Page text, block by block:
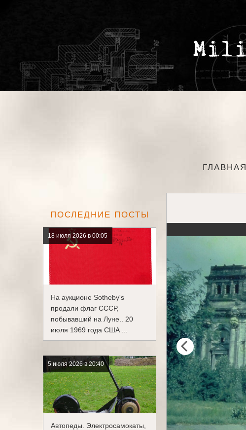
ГЛАВНАЯ
ПОСЛЕДНИЕ ПОСТЫ
18 июля 2026 в 00:05
На аукционе Sotheby's
продали флаг СССР,
побывавший на Луне.. 20
июля 1969 года США ...
5 июля 2026 в 20:40
Автопеды. Электросамокаты,